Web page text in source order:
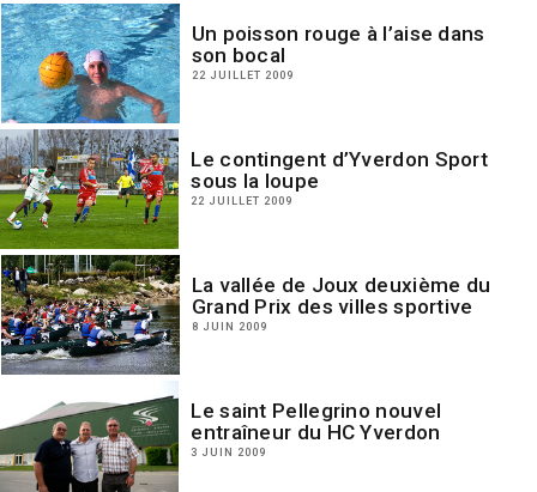
Un poisson rouge à l’aise dans
son bocal
22 JUILLET 2009
Le contingent d’Yverdon Sport
sous la loupe
22 JUILLET 2009
La vallée de Joux deuxième du
Grand Prix des villes sportive
8 JUIN 2009
Le saint Pellegrino nouvel
entraîneur du HC Yverdon
3 JUIN 2009